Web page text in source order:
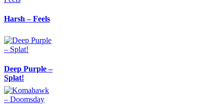
Harsh – Feels
Deep Purple –
Splat!